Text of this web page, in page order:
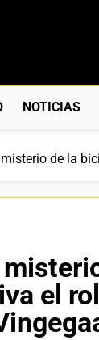
NOTICIAS
de la
el